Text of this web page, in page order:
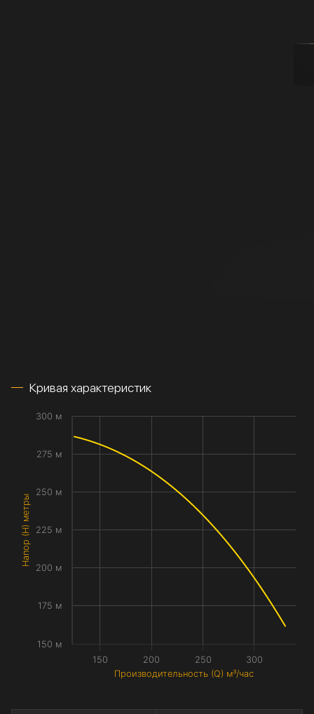
Кривая характеристик
Производительность (Q) м³/час
Напор (H) метры
150 200 250 300
150 м
175 м
200 м
225 м
250 м
275 м
300 м